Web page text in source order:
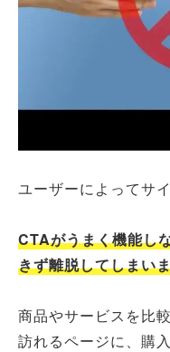
ユーザーによってサ
CTAがうまく機能し
きず離脱してしまい
商品やサービスを比
訪れるページに、購